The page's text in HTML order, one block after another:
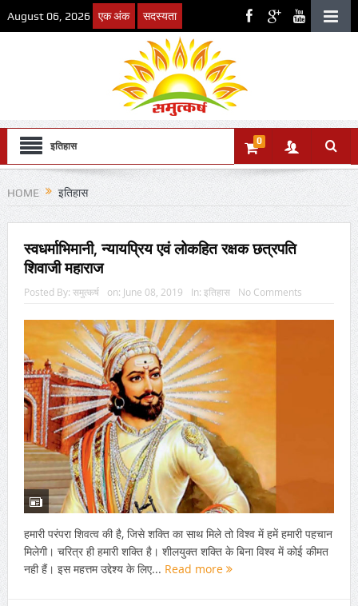
August 06, 2026 एक अंक सदस्यता
इतिहास 0
HOME इतिहास
स्वधर्माभिमानी, न्यायप्रिय एवं लोकहित रक्षक छत्रपति
शिवाजी महाराज
Posted By: समुत्कर्ष on: June 08, 2019 In: इतिहास No Comments
हमारी परंपरा शिवत्व की है, जिसे शक्ति का साथ मिले तो विश्व में हमें हमारी पहचान
मिलेगी। चरित्र ही हमारी शक्ति है। शीलयुक्त शक्ति के बिना विश्व में कोई कीमत
नही हैं। इस महत्तम उद्देश्य के लिए... Read more